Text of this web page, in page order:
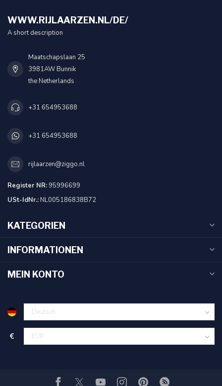
WWW.RIJLAARZEN.NL/DE/
A short description
Maatschapslaan 25
3981AW Bunnik
the Netherlands
+31 654953688
+31 654953688
rijlaarzen@ziggo.nl
Register NR:95996699
USt-IdNr.:NL005186838B72
KATEGORIEN
INFORMATIONEN
MEIN KONTO
€